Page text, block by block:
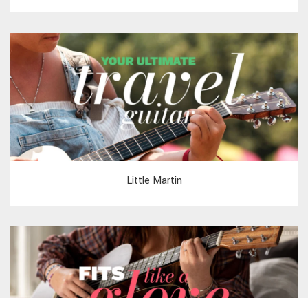
Little Martin